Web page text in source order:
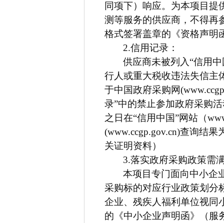
同项下）响应。为本项目提
测等服务的供应商，不得再
格式签署盖章的《资格声明
2.信用记录：
供应商未被列入“信用中
行人或重大税收违法失信主
于中国政府采购网
录”中的禁止参加政府采购
之日在“信用中国”网站（
(www.ccgp.gov.cn)查询结
关证明资料）
3.落实政府采购政策需
本项目专门面向中小企
采购标的对应行业政策划分
企业、残疾人福利单位视同
的《中小企业声明函》（服